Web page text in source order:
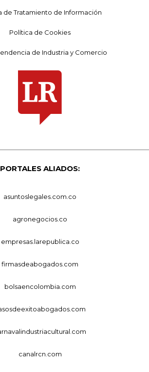
de Tratamiento de Información
Política de Cookies
de Industria y Comercio
PORTALES ALIADOS:
asuntoslegales.com.co
agronegocios.co
empresas.larepublica.co
firmasdeabogados.com
bolsaencolombia.com
canalrcn.com